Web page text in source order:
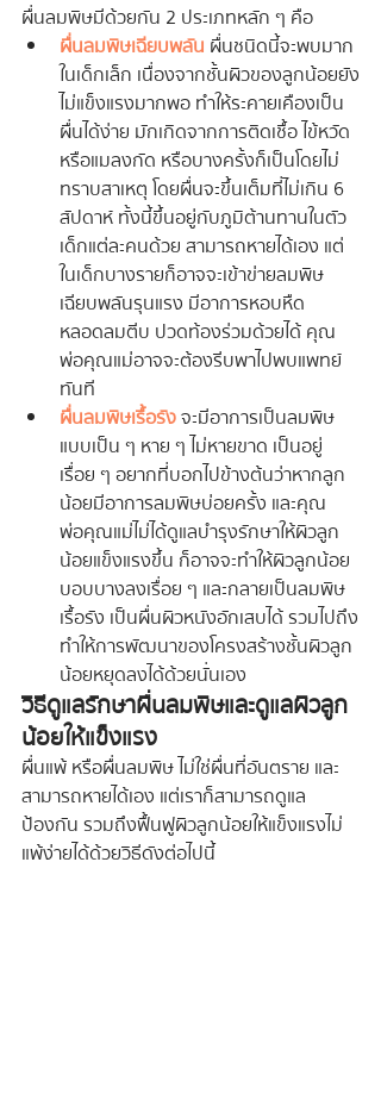
ผื่นลมพิษมีด้วยกัน 2 ประเภทหลัก ๆ คือ
ผื่นลมพิษเฉียบพลัน ผื่นชนิดนี้จะพบมาก
ในเด็กเล็ก เนื่องจากชั้นผิวของลูกน้อยยัง
ไม่แข็งแรงมากพอ ทำให้ระคายเคืองเป็น
ผื่นได้ง่าย มักเกิดจากการติดเชื้อ ไข้หวัด
หรือแมลงกัด หรือบางครั้งก็เป็นโดยไม่
ทราบสาเหตุ โดยผื่นจะขึ้นเต็มที่ไม่เกิน 6
สัปดาห์ ทั้งนี้ขึ้นอยู่กับภูมิต้านทานในตัว
เด็กแต่ละคนด้วย สามารถหายได้เอง แต่
ในเด็กบางรายก็อาจจะเข้าข่ายลมพิษ
เฉียบพลันรุนแรง มีอาการหอบหืด
หลอดลมตีบ ปวดท้องร่วมด้วยได้ คุณ
พ่อคุณแม่อาจจะต้องรีบพาไปพบแพทย์
ทันที
ผื่นลมพิษเรื้อรัง จะมีอาการเป็นลมพิษ
แบบเป็น ๆ หาย ๆ ไม่หายขาด เป็นอยู่
เรื่อย ๆ อยากที่บอกไปข้างต้นว่าหากลูก
น้อยมีอาการลมพิษบ่อยครั้ง และคุณ
พ่อคุณแม่ไม่ได้ดูแลบำรุงรักษาให้ผิวลูก
น้อยแข็งแรงขึ้น ก็อาจจะทำให้ผิวลูกน้อย
บอบบางลงเรื่อย ๆ และกลายเป็นลมพิษ
เรื้อรัง เป็นผื่นผิวหนังอักเสบได้ รวมไปถึง
ทำให้การพัฒนาของโครงสร้างชั้นผิวลูก
น้อยหยุดลงได้ด้วยนั่นเอง
วิธีดูแลรักษาผื่นลมพิษและดูแลผิวลูก
น้อยให้แข็งแรง
ผื่นแพ้ หรือผื่นลมพิษ ไม่ใช่ผื่นที่อันตราย และ
สามารถหายได้เอง แต่เราก็สามารถดูแล
ป้องกัน รวมถึงฟื้นฟูผิวลูกน้อยให้แข็งแรงไม่
แพ้ง่ายได้ด้วยวิธีดังต่อไปนี้